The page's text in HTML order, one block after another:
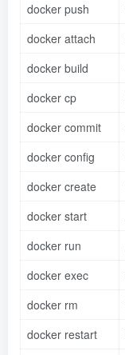
docker push
docker attach
docker build
docker cp
docker commit
docker config
docker create
docker start
docker run
docker exec
docker rm
docker restart